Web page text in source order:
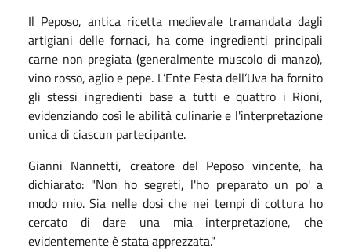
Il Peposo, antica ricetta medievale tramandata dagli
artigiani delle fornaci, ha come ingredienti principali
carne non pregiata (generalmente muscolo di manzo),
vino rosso, aglio e pepe. L’Ente Festa dell’Uva ha fornito
gli stessi ingredienti base a tutti e quattro i Rioni,
evidenziando così le abilità culinarie e l'interpretazione
unica di ciascun partecipante.
Gianni Nannetti, creatore del Peposo vincente, ha
dichiarato: "Non ho segreti, l'ho preparato un po' a
modo mio. Sia nelle dosi che nei tempi di cottura ho
cercato di dare una mia interpretazione, che
evidentemente è stata apprezzata."